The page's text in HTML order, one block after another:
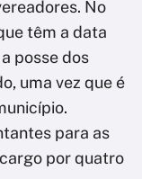
No
têm a data
posse dos
uma vez que é
para as
por quatro